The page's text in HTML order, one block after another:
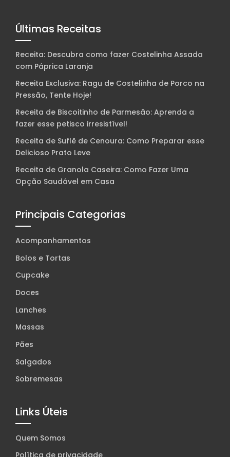
Últimas Receitas
Receita: Descubra como fazer Costelinha Assada
com Páprica Laranja
Receita Exclusiva: Ragu de Costelinha de Porco na
Pressão, Tente Hoje!
Receita de Biscoitinho de Parmesão: Aprenda a
fazer esse petisco irresistível!
Receita de Suflê de Cenoura: Como Preparar esse
Delicioso Prato Leve
Receita de Granola Caseira: Como Fazer Uma
Opção Saudável em Casa
Principais Categorias
Acompanhamentos
Bolos e Tortas
Cupcake
Doces
Lanches
Massas
Pães
Salgados
Sobremesas
Links Úteis
Quem Somos